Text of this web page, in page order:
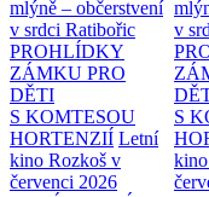
mlýně – občerstvení
v srdci Ratibořic
PROHLÍDKY
ZÁMKU PRO
DĚTI
S KOMTESOU
HORTENZIÍ Letní
kino Rozkoš v
červenci 2026
v
S